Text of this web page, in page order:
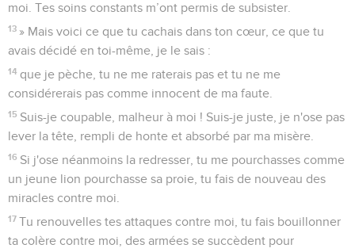
moi. Tes soins constants m’ont permis de subsister.
13 » Mais voici ce que tu cachais dans ton cœur, ce que tu
avais décidé en toi-même, je le sais :
14 que je pèche, tu ne me raterais pas et tu ne me
considérerais pas comme innocent de ma faute.
15 Suis-je coupable, malheur à moi ! Suis-je juste, je n'ose pas
lever la tête, rempli de honte et absorbé par ma misère.
16 Si j'ose néanmoins la redresser, tu me pourchasses comme
un jeune lion pourchasse sa proie, tu fais de nouveau des
miracles contre moi.
17 Tu renouvelles tes attaques contre moi, tu fais bouillonner
ta colère contre moi, des armées se succèdent pour